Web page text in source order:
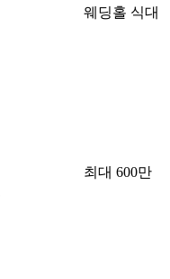
웨딩홀 식대
최대 600만